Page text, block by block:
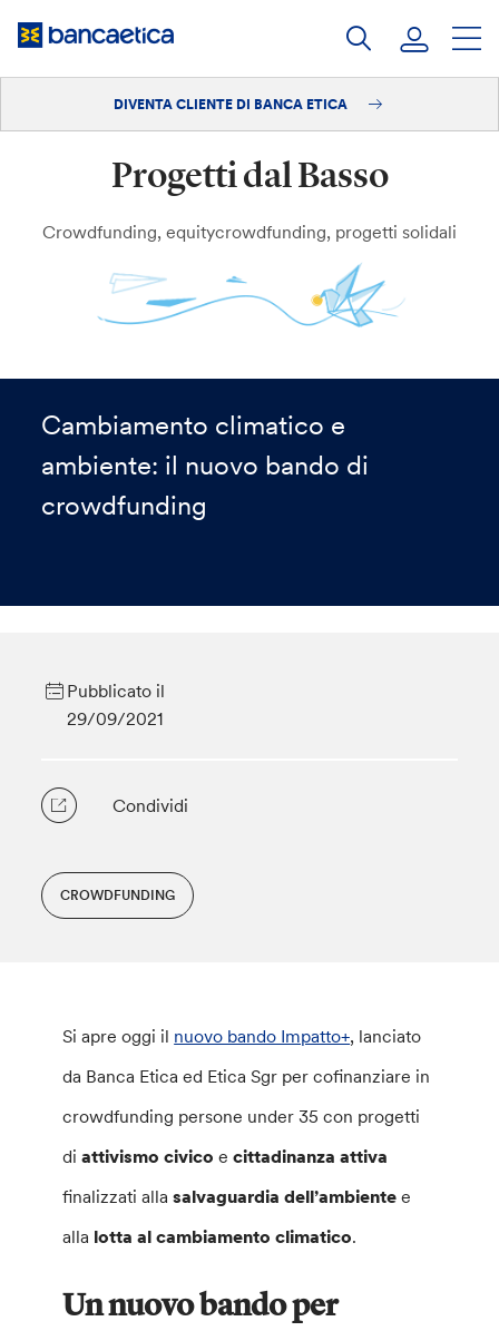
Diventa cliente
DIVENTA CLIENTE DI BANCA ETICA
Progetti dal Basso
Crowdfunding, equitycrowdfunding, progetti solidali
Cambiamento climatico e
ambiente: il nuovo bando di
crowdfunding
Pubblicato il
29/09/2021
Condividi
CROWDFUNDING
Si apre oggi il nuovo bando Impatto+, lanciato
da Banca Etica ed Etica Sgr per cofinanziare in
crowdfunding persone under 35 con progetti
diattivismo civico ecittadinanza attiva
finalizzati allasalvaguardia dell’ambiente e
alla lotta al cambiamento climatico.
Un nuovo bando per